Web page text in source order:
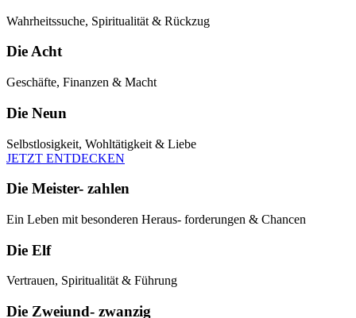
Wahrheitssuche, Spiritualität & Rückzug
Die Acht
Geschäfte, Finanzen & Macht
Die Neun
Selbstlosigkeit, Wohltätigkeit & Liebe
JETZT ENTDECKEN
Die Meister- zahlen
Ein Leben mit besonderen Heraus- forderungen & Chancen
Die Elf
Vertrauen, Spiritualität & Führung
Die Zweiund- zwanzig